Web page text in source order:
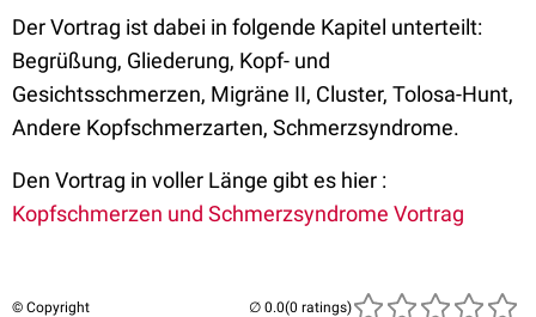
Der Vortrag ist dabei in folgende Kapitel unterteilt:
Begrüßung, Gliederung, Kopf- und
Gesichtsschmerzen, Migräne II, Cluster, Tolosa-Hunt,
Andere Kopfschmerzarten, Schmerzsyndrome.
Den Vortrag in voller Länge gibt es hier :
Kopfschmerzen und Schmerzsyndrome Vortrag
© Copyright (0 ratings)